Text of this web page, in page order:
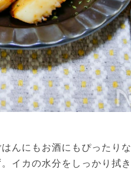
んにもお酒にもぴったり
イカの水分をしっかり拭